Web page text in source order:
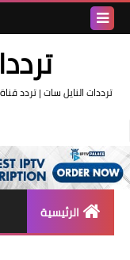
الرئيسية